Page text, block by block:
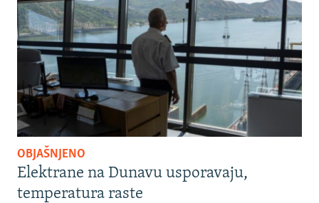
OBJAŠNJENO
Elektrane na Dunavu usporavaju,
temperatura raste